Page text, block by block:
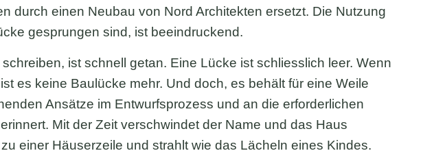
durch einen Neubau von Nord Architekten ersetzt. Die Nutzung
gesprungen sind, ist beeindruckend.
ist schnell getan. Eine Lücke ist schliesslich leer. Wenn
es keine Baulücke mehr. Und doch, es behält für eine Weile
Ansätze im Entwurfsprozess und an die erforderlichen
Mit der Zeit verschwindet der Name und das Haus
einer Häuserzeile und strahlt wie das Lächeln eines Kindes.